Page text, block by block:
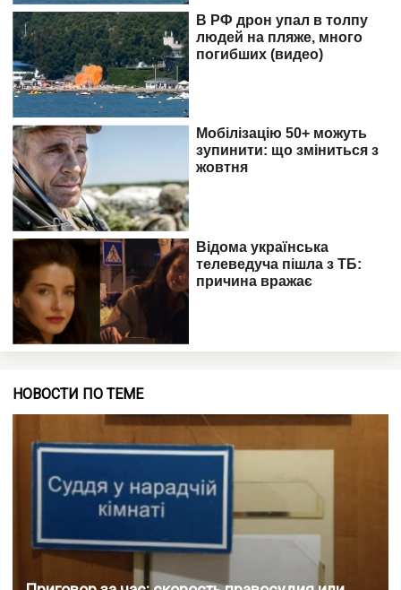
НОВОСТИ ПО ТЕМЕ